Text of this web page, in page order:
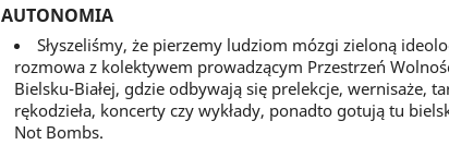
AUTONOMIA
Słyszeliśmy, że pierzemy ludziom mózgi zieloną
rozmowa z kolektywem prowadzącym Przestrzeń
Bielsku-Białej, gdzie odbywają się prelekcje, wernisaże,
rękodzieła, koncerty czy wykłady, ponadto gotują tu
Not Bombs.